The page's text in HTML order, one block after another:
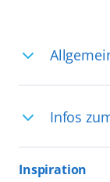
in vielen
einigen
Infos
Inspiration